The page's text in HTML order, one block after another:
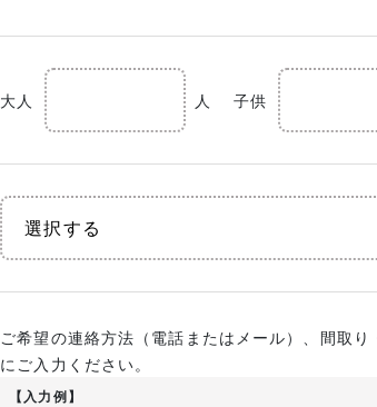
大人 人 子供
ご希望の連絡方法（電話またはメール）、間取
にご入力ください。
【入力例】